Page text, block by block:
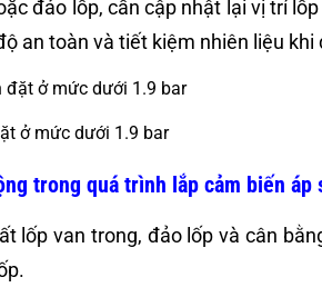
đảo lốp, cần cập nhật lại vị trí
an toàn và tiết kiệm nhiên liệu khi
ở mức dưới 1.9 bar
trong quá trình lắp cảm biến áp
lốp van trong, đảo lốp và cân